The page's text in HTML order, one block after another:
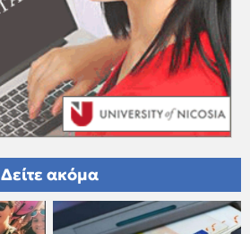
Δείτε ακόμα